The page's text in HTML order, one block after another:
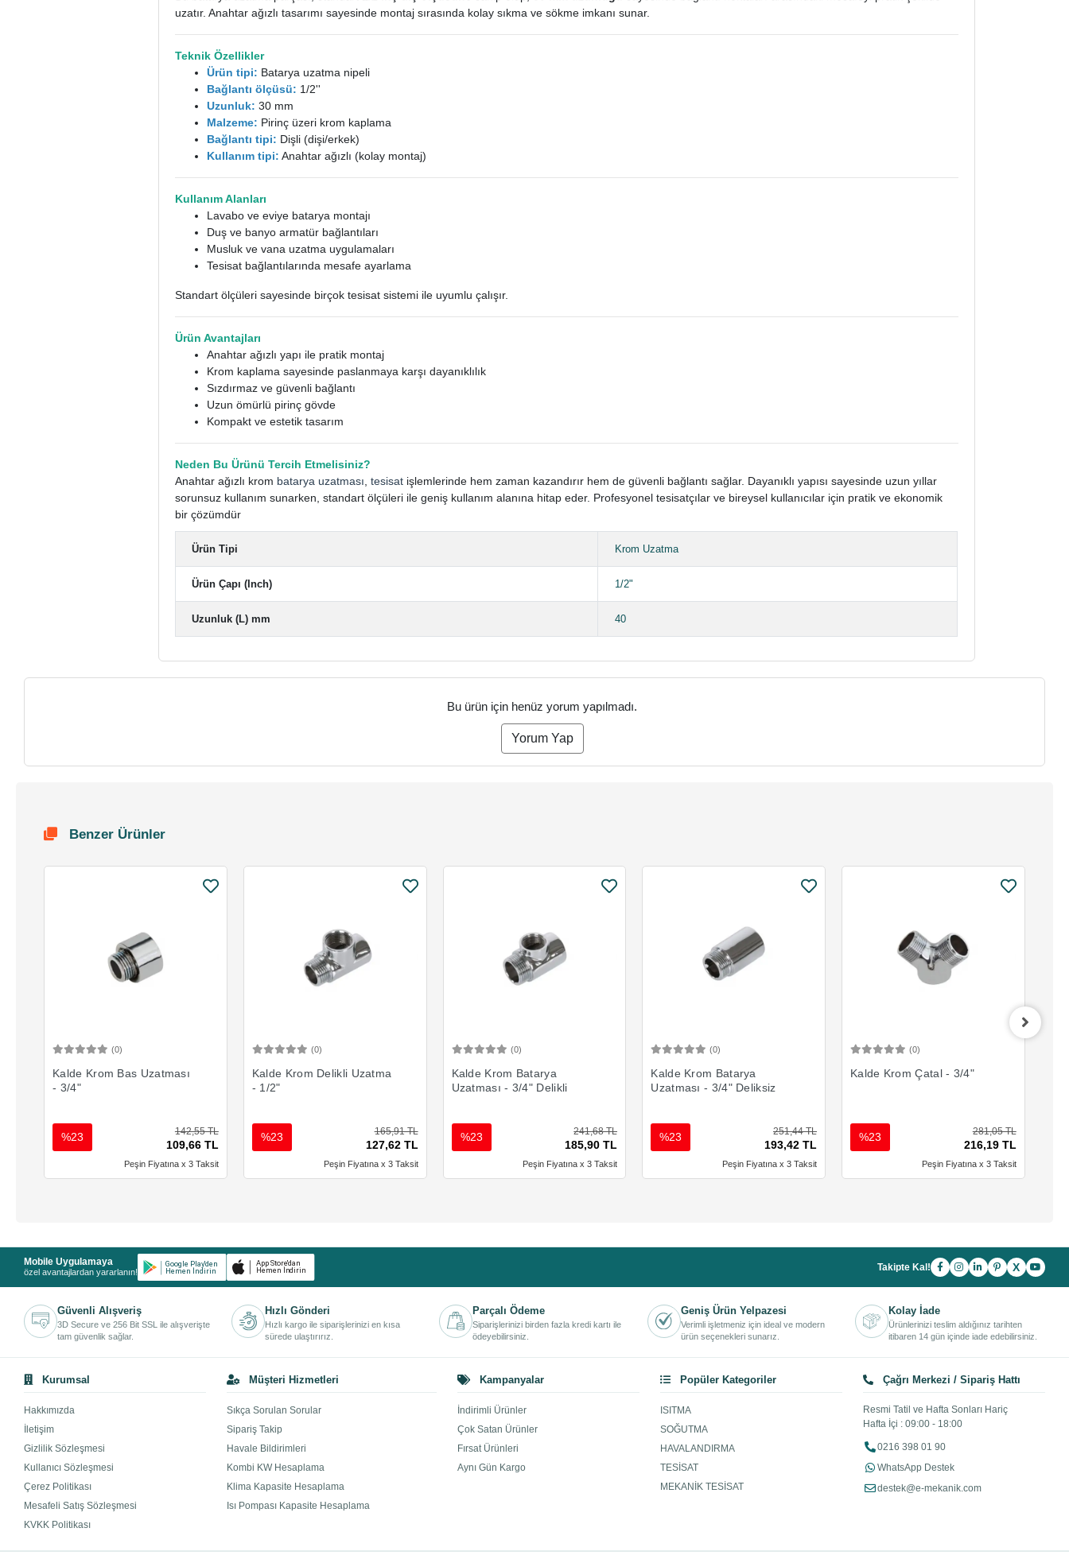
uzatır. Anahtar ağızlı tasarımı sayesinde montaj sırasında kolay sıkma ve sökme imkanı sunar.
Teknik Özellikler
Ürün tipi: Batarya uzatma nipeli
Bağlantı ölçüsü: 1/2''
Uzunluk: 30 mm
Malzeme: Pirinç üzeri krom kaplama
Bağlantı tipi: Dişli (dişi/erkek)
Kullanım tipi: Anahtar ağızlı (kolay montaj)
Kullanım Alanları
Lavabo ve eviye batarya montajı
Duş ve banyo armatür bağlantıları
Musluk ve vana uzatma uygulamaları
Tesisat bağlantılarında mesafe ayarlama
Standart ölçüleri sayesinde birçok tesisat sistemi ile uyumlu çalışır.
Ürün Avantajları
Anahtar ağızlı yapı ile pratik montaj
Krom kaplama sayesinde paslanmaya karşı dayanıklılık
Sızdırmaz ve güvenli bağlantı
Uzun ömürlü pirinç gövde
Kompakt ve estetik tasarım
Neden Bu Ürünü Tercih Etmelisiniz?
Anahtar ağızlı krom batarya uzatması ,tesisat işlemlerinde hem zaman kazandırır hem de güvenli bağlantı sağlar. Dayanıklı yapısı sayesinde uzun yıllar
sorunsuz kullanım sunarken, standart ölçüleri ile geniş kullanım alanına hitap eder. Profesyonel tesisatçılar ve bireysel kullanıcılar için pratik ve ekonomik
bir çözümdür
Ürün Tipi Krom Uzatma
Ürün Çapı (Inch) 1/2"
Uzunluk (L) mm 40
Bu ürün için henüz yorum yapılmadı.
Yorum Yap
Benzer Ürünler
(0)
Kalde Krom Bas Uzatması
- 3/4"
142,55 TL
109,66 TL
%23
Peşin Fiyatına x 3 Taksit
(0)
Kalde Krom Delikli Uzatma
- 1/2"
165,91 TL
127,62 TL
%23
Peşin Fiyatına x 3 Taksit
(0)
Kalde Krom Batarya
Uzatması - 3/4" Delikli
241,68 TL
185,90 TL
%23
Peşin Fiyatına x 3 Taksit
(0)
Kalde Krom Batarya
Uzatması - 3/4" Deliksiz
251,44 TL
193,42 TL
%23
Peşin Fiyatına x 3 Taksit
(0)
Kalde Krom Çatal - 3/4"
281,05 TL
216,19 TL
%23
Peşin Fiyatına x 3 Taksit
Mobile Uygulamaya
özel avantajlardan yararlanın! Takipte Kal! X
Güvenli Alışveriş
3D Secure ve 256 Bit SSL ile alışverişte
tam güvenlik sağlar.
Hızlı Gönderi
Hızlı kargo ile siparişlerinizi en kısa
sürede ulaştırırız.
Parçalı Ödeme
Siparişlerinizi birden fazla kredi kartı ile
ödeyebilirsiniz.
Geniş Ürün Yelpazesi
Verimli işletmeniz için ideal ve modern
ürün seçenekleri sunarız.
Kolay İade
Ürünlerinizi teslim aldığınız tarihten
itibaren 14 gün içinde iade edebilirsiniz.
Kurumsal
Hakkımızda
İletişim
Gizlilik Sözleşmesi
Kullanıcı Sözleşmesi
Çerez Politikası
Mesafeli Satış Sözleşmesi
KVKK Politikası
Müşteri Hizmetleri
Sıkça Sorulan Sorular
Sipariş Takip
Havale Bildirimleri
Kombi KW Hesaplama
Klima Kapasite Hesaplama
Isı Pompası Kapasite Hesaplama
Kampanyalar
İndirimli Ürünler
Çok Satan Ürünler
Fırsat Ürünleri
Aynı Gün Kargo
Popüler Kategoriler
ISITMA
SOĞUTMA
HAVALANDIRMA
TESİSAT
MEKANİK TESİSAT
Çağrı Merkezi / Sipariş Hattı
Resmi Tatil ve Hafta Sonları Hariç
Hafta İçi : 09:00 - 18:00
0216 398 01 90
WhatsApp Destek
destek@e-mekanik.com